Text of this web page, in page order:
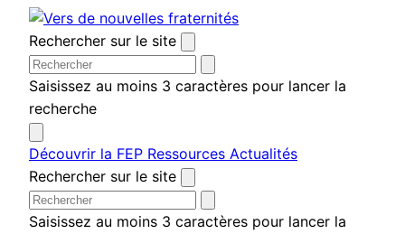
Aller au contenu
Rechercher sur le site
Saisissez au moins 3 caractères pour lancer la
recherche
Découvrir la FEP Ressources Actualités
Rechercher sur le site
Saisissez au moins 3 caractères pour lancer la